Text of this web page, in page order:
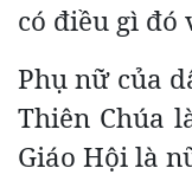
có điều gì đó
Phụ nữ của
Thiên Chúa
Giáo Hội là